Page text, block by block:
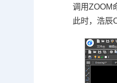
调用ZOOM
此时，浩辰